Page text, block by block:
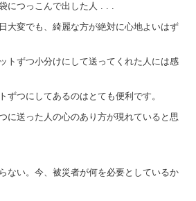
につっこんで出した人 . . .
大変でも、綺麗な方が絶対に心地よいはず
トずつ小分けにして送ってくれた人には感
ずつにしてあるのはとても便利です。
に送った人の心のあり方が現れていると思
ない。今、被災者が何を必要としているか